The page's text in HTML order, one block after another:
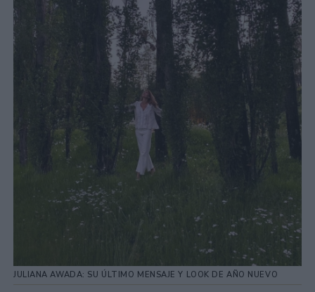
JULIANA AWADA: SU ÚLTIMO MENSAJE Y LOOK DE AÑO NUEVO